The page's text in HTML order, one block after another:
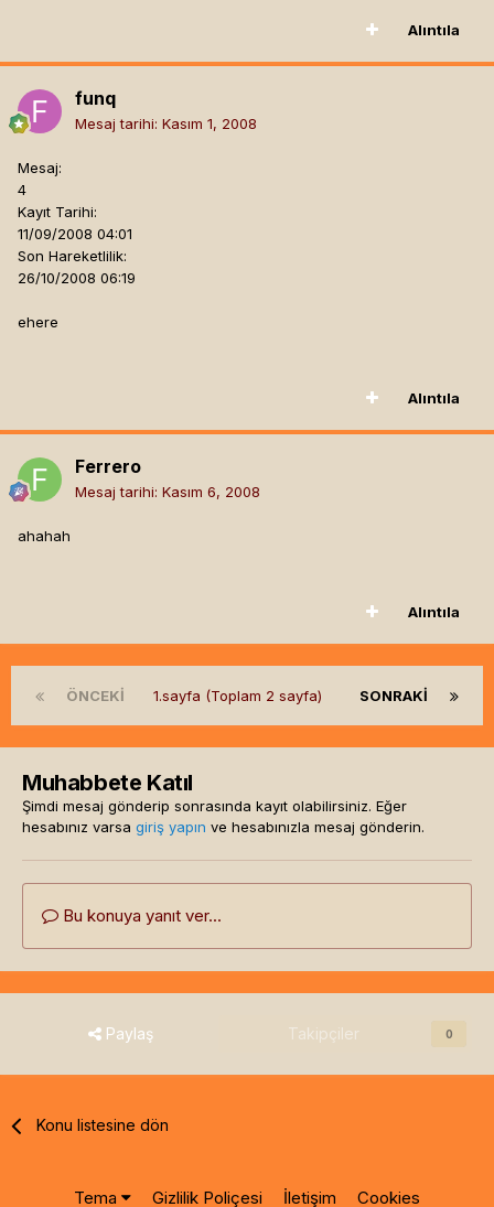
Alıntıla
funq
Mesaj tarihi: Kasım 1, 2008
Mesaj:
4
Kayıt Tarihi:
11/09/2008 04:01
Son Hareketlilik:
26/10/2008 06:19
ehere
Alıntıla
Ferrero
Mesaj tarihi: Kasım 6, 2008
ahahah
Alıntıla
ÖNCEKI SONRAKI
1.sayfa (Toplam 2 sayfa)
Muhabbete Katıl
Şimdi mesaj gönderip sonrasında kayıt olabilirsiniz. Eğer
hesabınız varsa giriş yapın ve hesabınızla mesaj gönderin.
Bu konuya yanıt ver...
Paylaş Takipçiler 0
Konu listesine dön
Tema Gizlilik Poliçesi İletişim Cookies